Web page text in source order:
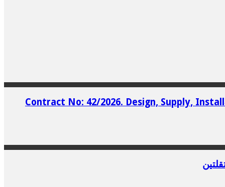
Contract No: 42/2026. Design, Supply,